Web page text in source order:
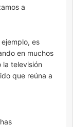
a
es
en muchos
la televisión
que reúna a